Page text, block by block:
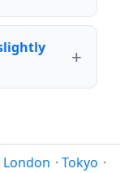
London · Tokyo ·